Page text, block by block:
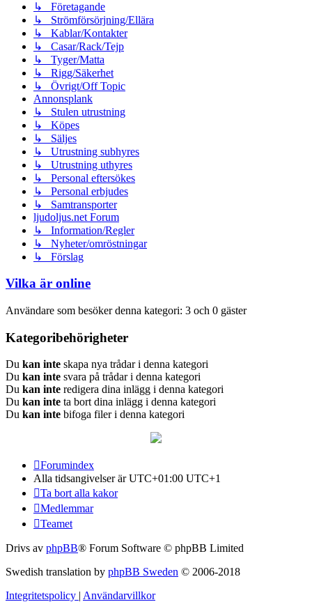
↳ Företagande
↳ Strömförsörjning/Ellära
↳ Kablar/Kontakter
↳ Casar/Rack/Tejp
↳ Tyger/Matta
↳ Rigg/Säkerhet
↳ Övrigt/Off Topic
Annonsplank
↳ Stulen utrustning
↳ Köpes
↳ Säljes
↳ Utrustning subhyres
↳ Utrustning uthyres
↳ Personal eftersökes
↳ Personal erbjudes
↳ Samtransporter
ljudoljus.net Forum
↳ Information/Regler
↳ Nyheter/omröstningar
↳ Förslag
Vilka är online
Användare som besöker denna kategori: 3 och 0 gäster
Kategoribehörigheter
Du kan inte skapa nya trådar i denna kategori
Du kan inte svara på trådar i denna kategori
Du kan inte redigera dina inlägg i denna kategori
Du kan inte ta bort dina inlägg i denna kategori
Du kan inte bifoga filer i denna kategori
Forumindex
Alla tidsangivelser är UTC+01:00 UTC+1
Ta bort alla kakor
Medlemmar
Teamet
Drivs av phpBB® Forum Software © phpBB Limited
Swedish translation by phpBB Sweden © 2006-2018
Integritetspolicy Användarvillkor